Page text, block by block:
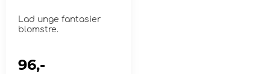
Lad unge fantasier
blomstre.
96,-